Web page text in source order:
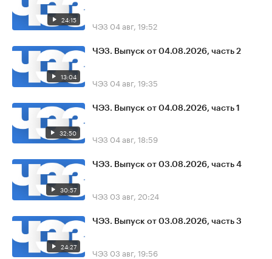
24:15 ЧЭЗ 04 авг, 19:52
13:04
ЧЭЗ. Выпуск от 04.08.2026, часть 2
ЧЭЗ 04 авг, 19:35
32:50
ЧЭЗ. Выпуск от 04.08.2026, часть 1
ЧЭЗ 04 авг, 18:59
30:57
ЧЭЗ. Выпуск от 03.08.2026, часть 4
ЧЭЗ 03 авг, 20:24
24:27
ЧЭЗ. Выпуск от 03.08.2026, часть 3
ЧЭЗ 03 авг, 19:56